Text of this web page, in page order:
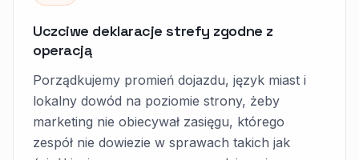
Uczciwe deklaracje strefy zgodne z
operacją
Porządkujemy promień dojazdu, język miast i
lokalny dowód na poziomie strony, żeby
marketing nie obiecywał zasięgu, którego
zespół nie dowiezie w sprawach takich jak